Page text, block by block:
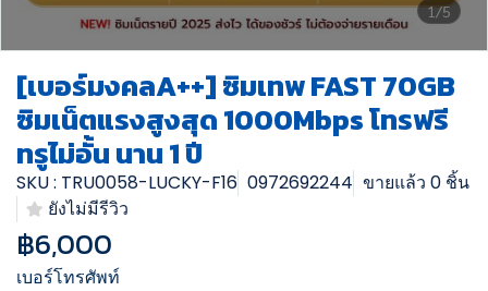
1/5
[เบอร์มงคลA++] ซิมเทพ FAST 70GB
ซิมเน็ตแรงสูงสุด 1000Mbps โทรฟรี
ทรูไม่อั้น นาน 1 ปี
SKU : TRU0058-LUCKY-F16 0972692244 ขายแล้ว 0 ชิ้น
ยังไม่มีรีวิว
฿6,000
เบอร์โทรศัพท์